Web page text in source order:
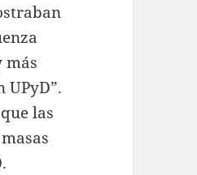
más
UPyD”.
las